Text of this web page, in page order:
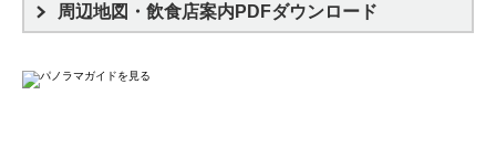
周辺地図・飲食店案内PDFダウンロード